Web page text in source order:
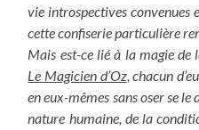
vie introspectives convenues
cette confiserie particulière
Mais est-ce lié à la magie de
Le Magicien d’Oz, chacun
en eux-mêmes sans oser se
nature humaine, de la